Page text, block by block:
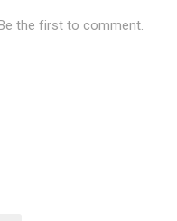
the first to comment.